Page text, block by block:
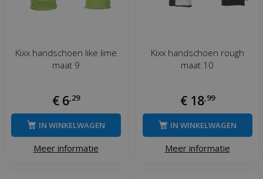
Kixx handschoen like lime
maat 9
€ 6 29
Meer informatie
IN WINKELWAGEN
Kixx handschoen rough
maat 10
€ 18 99
Meer informatie
IN WINKELWAGEN